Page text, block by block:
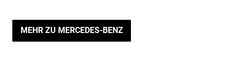
MEHR ZU MERCEDES-BENZ